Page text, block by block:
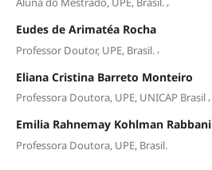
Eudes de Arimatéa Rocha
Professor Doutor, UPE, Brasil. ,
Eliana Cristina Barreto Monteiro
Professora Doutora, UPE, UNICAP Brasil,
Emilia Rahnemay Kohlman Rabbani
Professora Doutora, UPE, Brasil.